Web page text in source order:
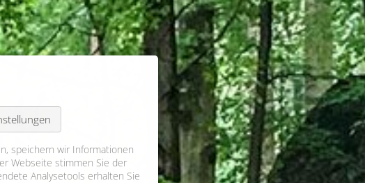
speichern wir Informationen
Webseite stimmen Sie der
Analysetools erhalten Sie